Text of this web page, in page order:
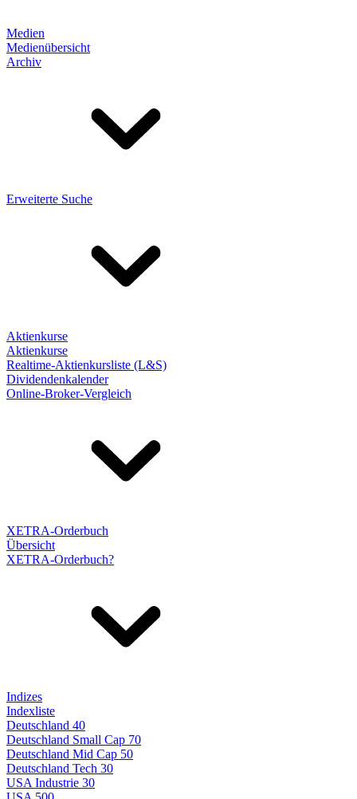
Medien
Medienübersicht
Archiv
Erweiterte Suche
Aktienkurse
Aktienkurse
Realtime-Aktienkursliste (L&S)
Dividendenkalender
Online-Broker-Vergleich
XETRA-Orderbuch
Übersicht
XETRA-Orderbuch?
Indizes
Indexliste
Deutschland 40
Deutschland Small Cap 70
Deutschland Mid Cap 50
Deutschland Tech 30
USA Industrie 30